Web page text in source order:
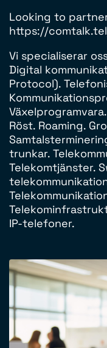
Looking to
https://
Vi specialiserar
Digital
Protocol).
Röst. Roaming.
trunkar.
Telekomtjänster.
IP-telefoner.